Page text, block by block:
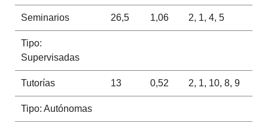
Seminarios 26,5 1,06 2, 1, 4, 5
Tipo:
Supervisadas
Tutorías 13 0,52 2, 1, 10, 8, 9
Tipo: Autónomas